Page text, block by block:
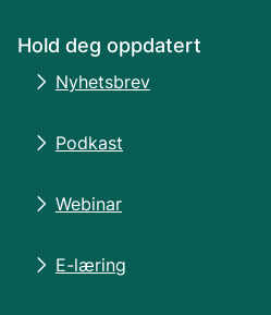
Hold deg oppdatert
Nyhetsbrev
Podkast
Webinar
E-læring